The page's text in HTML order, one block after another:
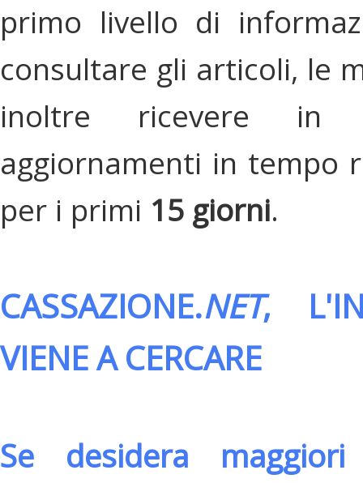
primo livello di
consultare gli articoli, le
inoltre ricevere in
aggiornamenti in tempo
per i primi 15 giorni.
CASSAZIONE.NET,
VIENE A CERCARE
Se desidera